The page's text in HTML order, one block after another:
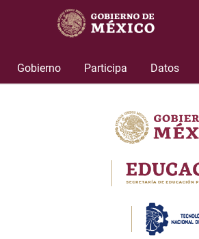
Gobierno Participa Datos